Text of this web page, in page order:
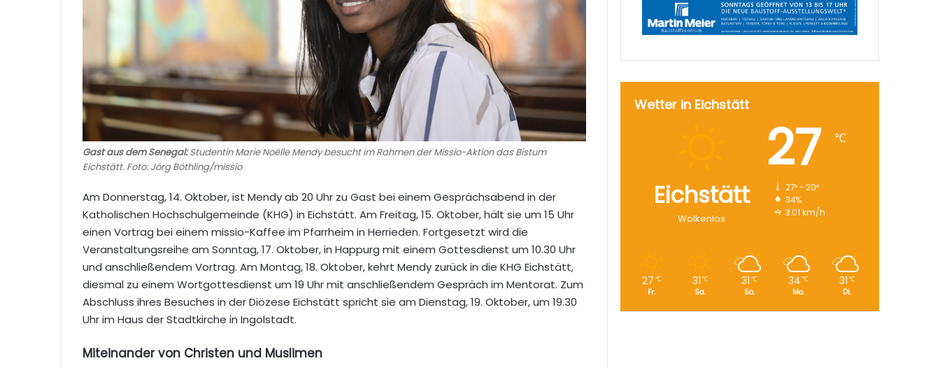
Gast aus dem Senegal:Studentin Marie Noëlle Mendy besucht im Rahmen der Missio-Aktion das Bistum
Eichstätt. Foto: Jörg Böthling/missio
Am Donnerstag, 14. Oktober, ist Mendy ab 20 Uhr zu Gast bei einem Gesprächsabend in der
Katholischen Hochschulgemeinde (KHG) in Eichstätt. Am Freitag, 15. Oktober, hält sie um 15 Uhr
einen Vortrag bei einem missio-Kaffee im Pfarrheim in Herrieden. Fortgesetzt wird die
Veranstaltungsreihe am Sonntag, 17. Oktober, in Happurg mit einem Gottesdienst um 10.30 Uhr
und anschließendem Vortrag. Am Montag, 18. Oktober, kehrt Mendy zurück in die KHG Eichstätt,
diesmal zu einem Wortgottesdienst um 19 Uhr mit anschließendem Gespräch im Mentorat. Zum
Abschluss ihres Besuches in der Diözese Eichstätt spricht sie am Dienstag, 19. Oktober, um 19.30
Uhr im Haus der Stadtkirche in Ingolstadt.
Miteinander von Christen und Muslimen
Wetter in Eichstätt
Eichstätt
Wolkenlos
27 ℃
27º - 20º
34%
3.01 km/h
27 ℃
Fr.
31 ℃
Sa.
31 ℃
So.
34 ℃
Mo.
31 ℃
Di.